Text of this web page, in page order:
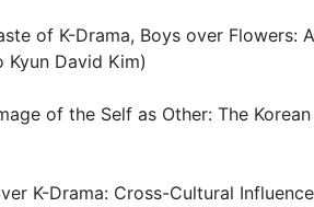
of K-Drama, Boys over Flowers:
Kyun David Kim)
of the Self as Other: The
K-Drama: Cross-Cultural